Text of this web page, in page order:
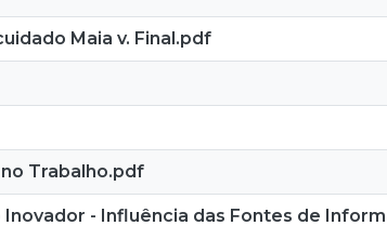
Maia v. Final.pdf
Trabalho.pdf
- Influência das Fontes de